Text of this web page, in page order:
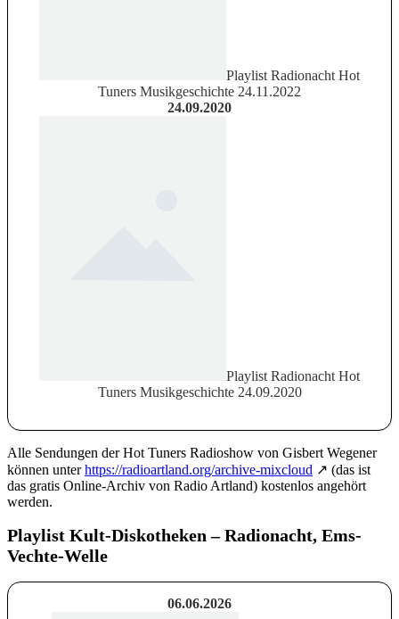
Playlist Radionacht Hot
Tuners Musikgeschichte 24.11.2022
24.09.2020
Playlist Radionacht Hot
Tuners Musikgeschichte 24.09.2020
Alle Sendungen der Hot Tuners Radioshow von Gisbert Wegener
können unterhttps://radioartland.org/archive-mixcloud ↗ (das ist
das gratis Online-Archiv von Radio Artland) kostenlos angehört
werden.
Playlist Kult-Diskotheken – Radionacht, Ems-
Vechte-Welle
06.06.2026